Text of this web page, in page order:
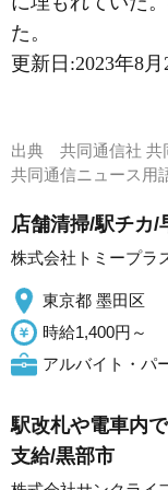
た。
更新日:2023年8月
出典 共同通信社 共
共同通信ニュース
店舗清掃/駅チカ/
株式会社トミープラ
東京都 墨田区
時給1,400円～
アルバイト・パ
駅改札や電車内
支給/黒部市